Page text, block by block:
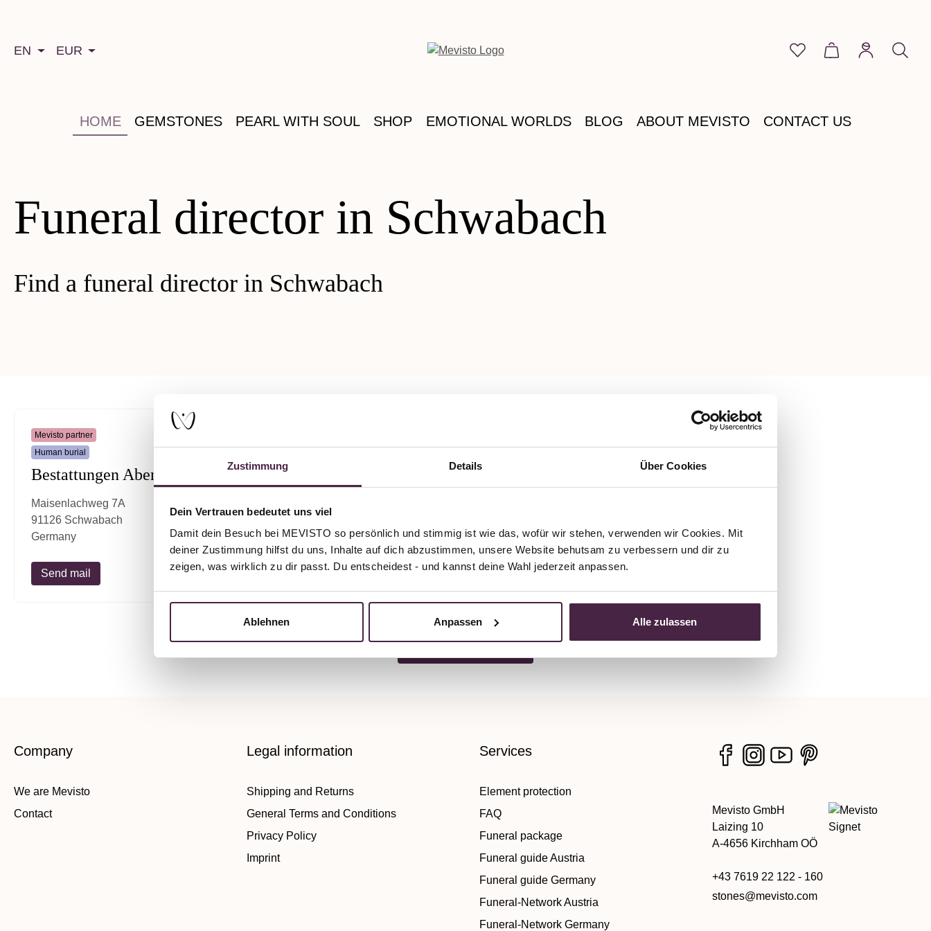
Zustimmung Details Über Cookies
Dein Vertrauen bedeutet uns viel
Damit dein Besuch bei MEVISTO so persönlich und stimmig ist wie das, wofür wir stehen, verwenden wir Cookies. Mit
deiner Zustimmung hilfst du uns, Inhalte auf dich abzustimmen, unsere Website behutsam zu verbessern und dir zu
zeigen, was wirklich zu dir passt. Du entscheidest - und kannst deine Wahl jederzeit anpassen.
Ablehnen Anpassen Alle zulassen
EN EUR You have 0 wishlist
Shopping cart
HOME GEMSTONES PEARL WITH SOUL SHOP EMOTIONAL WORLDS BLOG ABOUT MEVISTO CONTACT US
Funeral director in Schwabach
Find a funeral director in Schwabach
Mevisto partner
Human burial
Bestattungen Abendröte
Maisenlachweg 7A
91126 Schwabach
Germany
Send mail
Company
We are Mevisto
Contact
Legal information
Shipping and Returns
General Terms and Conditions
Privacy Policy
Imprint
Services
Element protection
FAQ
Funeral package
Funeral guide Austria
Funeral guide Germany
Funeral-Network Austria
Funeral-Network Germany
Mevisto GmbH
Laizing 10
A-4656 Kirchham OÖ
+43 7619 22 122 - 160
stones@mevisto.com